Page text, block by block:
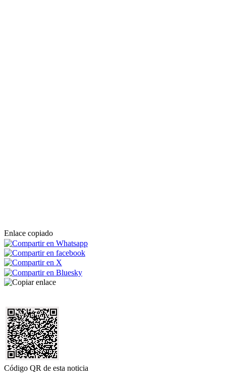
Enlace copiado
Código QR de esta noticia